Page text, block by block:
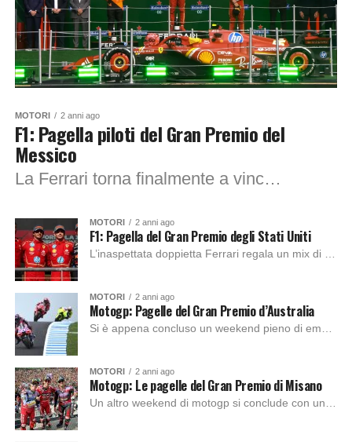
MOTORI 2 anni ago
F1: Pagella piloti del Gran Premio del
Messico
La Ferrari torna finalmente a vincere in Messico dopo anni di digiuno, l’ultimo era stato Alain Prost. Il vero protagonista di questo weekend è stato Carlos...
MOTORI 2 anni ago
F1: Pagella del Gran Premio degli Stati Uniti
MOTORI 2 anni ago
Motogp: Pagelle del Gran Premio d’Australia
MOTORI 2 anni ago
Motogp: Le pagelle del Gran Premio di Misano